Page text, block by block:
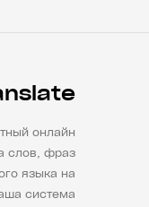
онлайн
слов, фраз
языка на
система